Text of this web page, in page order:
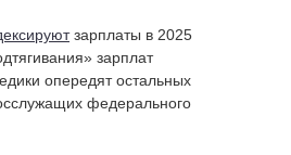
зарплаты в 2025
зарплат
опередят остальных
федерального